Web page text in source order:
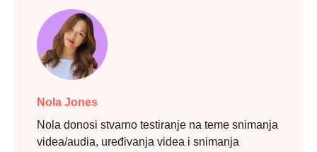
Nola Jones
Nola donosi stvarno testiranje na teme snimanja
videa/audia, uređivanja videa i snimanja